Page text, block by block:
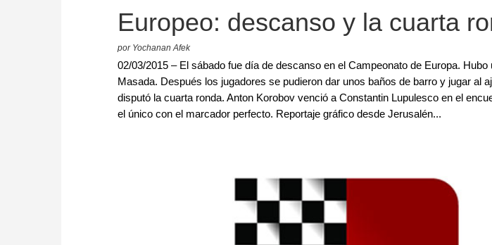
Europeo: descanso y la cuarta
por Yochanan Afek
02/03/2015 – El sábado fue día de descanso en el Campeonato de Europa.
Masada. Después los jugadores se pudieron dar unos baños de barro y jugar al
disputó la cuarta ronda. Anton Korobov venció a Constantin Lupulesco en el
el único con el marcador perfecto. Reportaje gráfico desde Jerusalén...